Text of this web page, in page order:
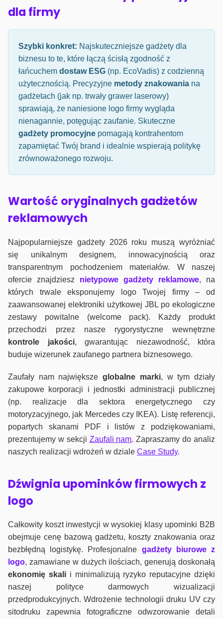
dla firmy
Szybki konkret: Najskuteczniejsze gadżety dla
biznesu to te, które łączą ścisłą zgodność z
łańcuchem dostaw ESG (np. EcoVadis) z codzienną
użytecznością. Precyzyjne metody znakowania na
gadżetach (jak np. trwały grawer laserowy)
sprawiają, że naniesione logo firmy wygląda
nienagannie, potęgując zaufanie. Skuteczne
gadżety promocyjne pomagają kontrahentom
zapamiętać Twój brand i idealnie wspierają politykę
zrównoważonego rozwoju.
Wartość oryginalnych gadżetów
reklamowych
Najpopularniejsze gadżety 2026 roku muszą wyróżniać
się unikalnym designem, innowacyjnością oraz
transparentnym pochodzeniem materiałów. W naszej
ofercie znajdziesz nietypowe gadżety reklamowe, na
których trwale eksponujemy logo Twojej firmy – od
zaawansowanej elektroniki użytkowej JBL po ekologiczne
zestawy powitalne (welcome pack). Każdy produkt
przechodzi przez nasze rygorystyczne wewnętrzne
kontrole jakości, gwarantując niezawodność, która
buduje wizerunek zaufanego partnera biznesowego.
Zaufały nam największeglobalne marki, w tym działy
zakupowe korporacji i jednostki administracji publicznej
(np. realizacje dla sektora energetycznego czy
motoryzacyjnego, jak Mercedes czy IKEA). Listę referencji,
popartych skanami PDF i listów z podziękowaniami,
prezentujemy w sekcji Zaufali nam. Zapraszamy do analiz
naszych realizacji wdrożeń w dziale Case Study.
Dźwignia upominków firmowych z
logo
Całkowity koszt inwestycji w wysokiej klasy upominki B2B
obejmuje cenę bazową gadżetu, koszty znakowania oraz
bezbłędną logistykę. Profesjonalne gadżety biurowe z
logo, zamawiane w dużych ilościach, generują doskonałą
ekonomię skalii minimalizują ryzyko reputacyjne dzięki
naszej polityce darmowych wizualizacji
przedprodukcyjnych. Wdrożenie technologii druku UV czy
sitodruku zapewnia fotograficzne odwzorowanie detali